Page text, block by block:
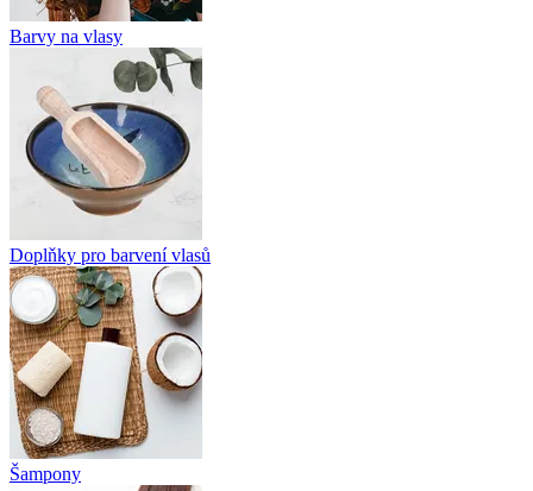
Barvy na vlasy
Doplňky pro barvení vlasů
Šampony